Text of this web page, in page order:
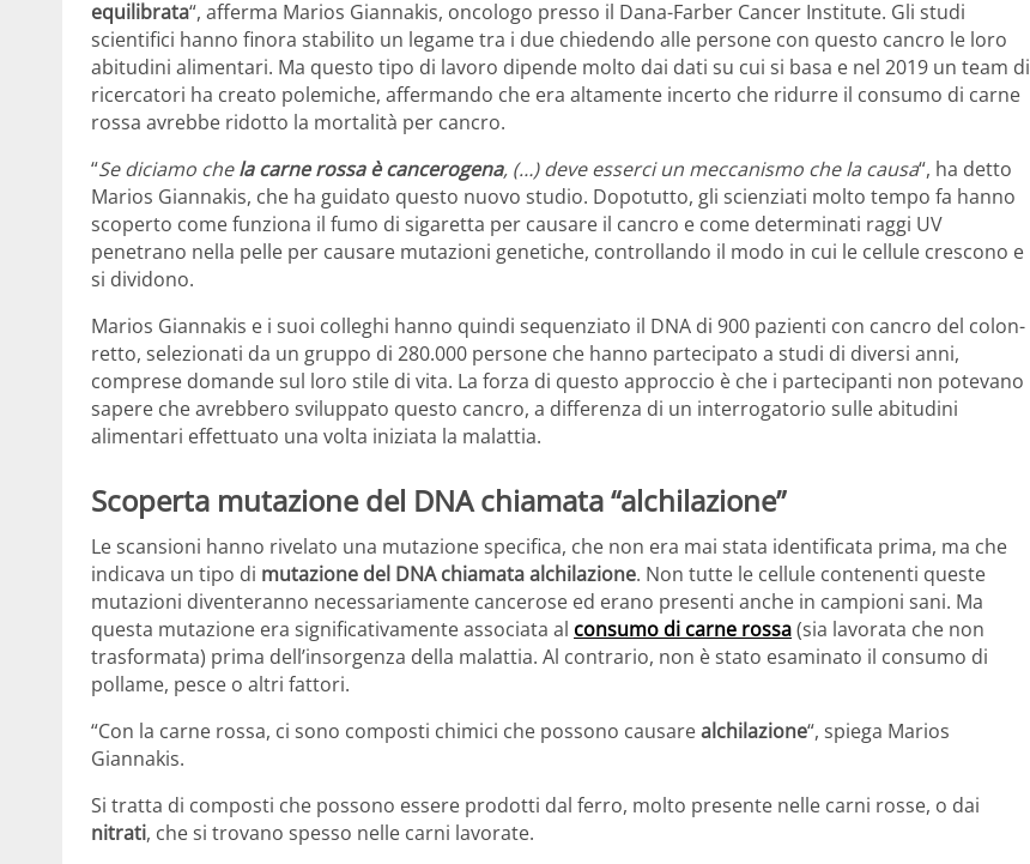
equilibrata“, afferma Marios Giannakis, oncologo presso il Dana-Farber Cancer Institute. Gli studi
scientifici hanno finora stabilito un legame tra i due chiedendo alle persone con questo cancro le loro
abitudini alimentari. Ma questo tipo di lavoro dipende molto dai dati su cui si basa e nel 2019 un team di
ricercatori ha creato polemiche, affermando che era altamente incerto che ridurre il consumo di carne
rossa avrebbe ridotto la mortalità per cancro.
“Se diciamo chela carne rossa è cancerogena, (…) deve esserci un meccanismo che la causa“, ha detto
Marios Giannakis, che ha guidato questo nuovo studio. Dopotutto, gli scienziati molto tempo fa hanno
scoperto come funziona il fumo di sigaretta per causare il cancro e come determinati raggi UV
penetrano nella pelle per causare mutazioni genetiche, controllando il modo in cui le cellule crescono e
si dividono.
Marios Giannakis e i suoi colleghi hanno quindi sequenziato il DNA di 900 pazienti con cancro del colon-
retto, selezionati da un gruppo di 280.000 persone che hanno partecipato a studi di diversi anni,
comprese domande sul loro stile di vita. La forza di questo approccio è che i partecipanti non potevano
sapere che avrebbero sviluppato questo cancro, a differenza di un interrogatorio sulle abitudini
alimentari effettuato una volta iniziata la malattia.
Scoperta mutazione del DNA chiamata “alchilazione”
Le scansioni hanno rivelato una mutazione specifica, che non era mai stata identificata prima, ma che
indicava un tipo di mutazione del DNA chiamata alchilazione. Non tutte le cellule contenenti queste
mutazioni diventeranno necessariamente cancerose ed erano presenti anche in campioni sani. Ma
questa mutazione era significativamente associata al consumo di carne rossa(sia lavorata che non
trasformata) prima dell’insorgenza della malattia. Al contrario, non è stato esaminato il consumo di
pollame, pesce o altri fattori.
“Con la carne rossa, ci sono composti chimici che possono causarealchilazione“, spiega Marios
Giannakis.
Si tratta di composti che possono essere prodotti dal ferro, molto presente nelle carni rosse, o dai
nitrati, che si trovano spesso nelle carni lavorate.